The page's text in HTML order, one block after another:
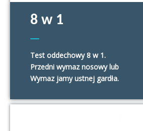
8 w 1
Test oddechowy 8 w 1.
Przedni wymaz nosowy lub
Wymaz jamy ustnej gardła.